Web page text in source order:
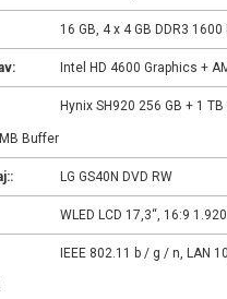
16 GB, 4 x 4 GB DDR3 1600
Intel HD 4600 Graphics +
Hynix SH920 256 GB + 1
Buffer
LG GS40N DVD RW
WLED LCD 17,3“, 16:9
IEEE 802.11 b / g / n, LAN